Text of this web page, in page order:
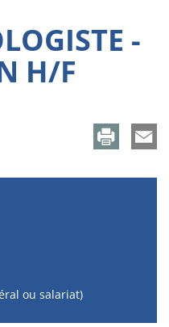
-
H/F
ou salariat)